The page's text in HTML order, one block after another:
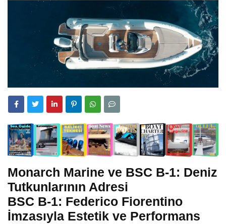
Monarch Marine ve BSC B-1: Deniz
Tutkunlarının Adresi
BSC B-1: Federico Fiorentino
İmzasıyla Estetik ve Performans